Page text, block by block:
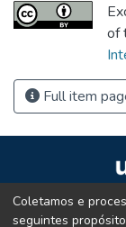
of
Full item
Coletamos e
seguintes